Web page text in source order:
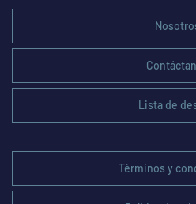
Lista de
Términos y